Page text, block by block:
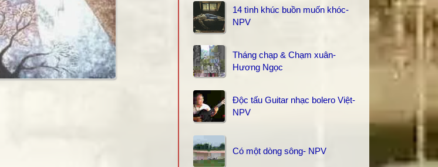
14 tình khúc buồn muốn khóc-
NPV
Tháng chạp & Chạm xuân-
Hương Ngọc
Độc tấu Guitar nhạc bolero Việt-
NPV
Có một dòng sông- NPV